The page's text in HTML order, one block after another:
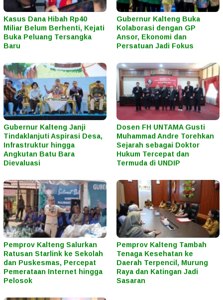
Kasus Dana Hibah Rp40
Miliar Belum Berhenti, Kejati
Buka Peluang Tersangka
Baru
Gubernur Kalteng Buka
Kolaborasi dengan GP
Ansor, Ekonomi dan
Persatuan Jadi Fokus
Gubernur Kalteng Janji
Tindaklanjuti Aspirasi Desa,
Infrastruktur hingga
Angkutan Batu Bara
Dievaluasi
Dosen FH UNTAMA Gusti
Muhammad Andre Torehkan
Sejarah sebagai Doktor
Hukum Tercepat dan
Termuda di UNDIP
Pemprov Kalteng Salurkan
Ratusan Starlink ke Sekolah
dan Puskesmas, Percepat
Pemerataan Internet hingga
Pelosok
Pemprov Kalteng Tambah
Tenaga Kesehatan ke
Daerah Terpencil, Murung
Raya dan Katingan Jadi
Sasaran